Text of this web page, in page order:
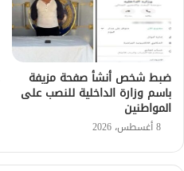
ضبط شخص أنشأ صفحة مزيفة
باسم وزارة الداخلية للنصب على
المواطنين
8 أغسطس، 2026